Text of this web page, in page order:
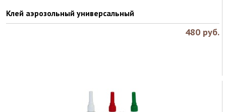
Клей аэрозольный универсальный
480 руб.